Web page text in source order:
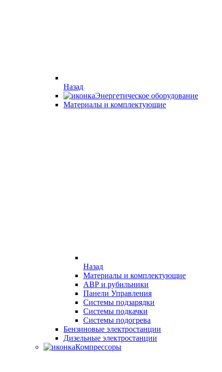
Назад
Энергетическое оборудование
Материалы и комплектующие
Назад
Материалы и комплектующие
АВР и рубильники
Панели Управления
Системы подзарядки
Системы подкачки
Системы подогрева
Бензиновые электростанции
Дизельные электростанции
Компрессоры